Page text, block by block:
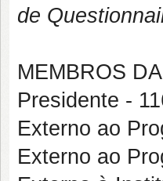
de
MEMBROS
Presidente -
Externo ao
Externo ao